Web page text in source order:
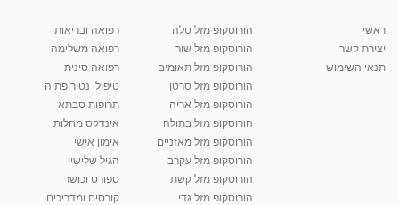
מאת
10:17
קרין גורן - העוגה המתגלצ’ת ללא קמח
38.5k צפיות
01:37
יוסי שר - מתמחה בשיטת אלכסנדר וטאי צ'י
2,738 צפיות
ראשי
יצירת קשר
תנאי השימוש
הורוסקופ מזל טלה
הורוסקופ מזל שור
הורוסקופ מזל תאומים
הורוסקופ מזל סרטן
הורוסקופ מזל אריה
הורוסקופ מזל בתולה
הורוסקופ מזל מאזניים
הורוסקופ מזל עקרב
הורוסקופ מזל קשת
הורוסקופ מזל גדי
רפואה ובריאות
רפואה משלימה
רפואה סינית
טיפולי נטורופתיה
תרופות סבתא
אינדקס מחלות
אימון אישי
הגיל שלישי
ספורט וכושר
קורסים ומדריכים